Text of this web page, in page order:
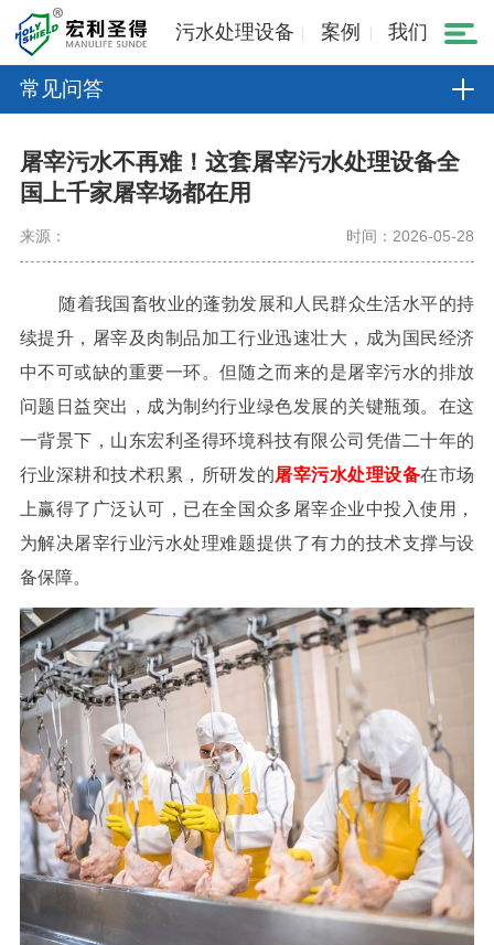
污水处理设备 案例 我们
常见问答
屠宰污水不再难！这套屠宰污水处理设备全
国上千家屠宰场都在用
来源： 时间：2026-05-28
随着我国畜牧业的蓬勃发展和人民群众生活水平的持
续提升，屠宰及肉制品加工行业迅速壮大，成为国民经济
中不可或缺的重要一环。但随之而来的是屠宰污水的排放
问题日益突出，成为制约行业绿色发展的关键瓶颈。在这
一背景下，山东宏利圣得环境科技有限公司凭借二十年的
行业深耕和技术积累，所研发的屠宰污水处理设备在市场
上赢得了广泛认可，已在全国众多屠宰企业中投入使用，
为解决屠宰行业污水处理难题提供了有力的技术支撑与设
备保障。